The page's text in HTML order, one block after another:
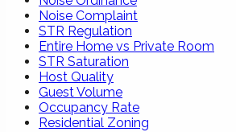
Noise Complaint
STR Regulation
Entire Home vs Private Room
STR Saturation
Host Quality
Guest Volume
Occupancy Rate
Residential Zoning